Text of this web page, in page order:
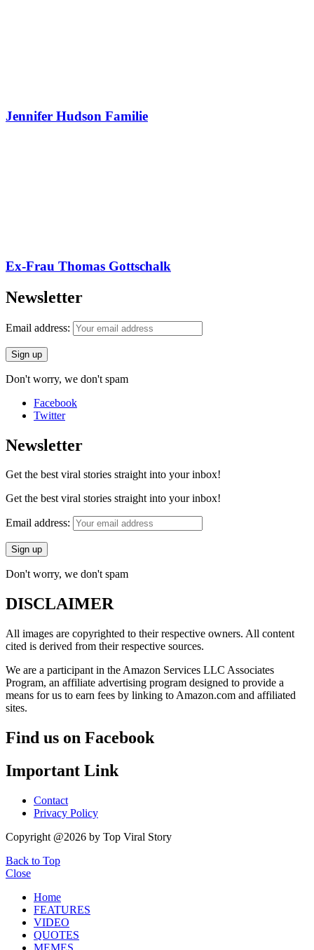
Jennifer Hudson Familie
Ex-Frau Thomas Gottschalk
Newsletter
Email address:
Don't worry, we don't spam
Facebook
Twitter
Newsletter
Get the best viral stories straight into your inbox!
Get the best viral stories straight into your inbox!
Email address:
Don't worry, we don't spam
DISCLAIMER
All images are copyrighted to their respective owners. All content
cited is derived from their respective sources.
We are a participant in the Amazon Services LLC Associates
Program, an affiliate advertising program designed to provide a
means for us to earn fees by linking to Amazon.com and affiliated
sites.
Find us on Facebook
Important Link
Contact
Privacy Policy
Copyright @2026 by Top Viral Story
Back to Top
Close
Home
FEATURES
VIDEO
QUOTES
MEMES